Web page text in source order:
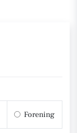
Forening